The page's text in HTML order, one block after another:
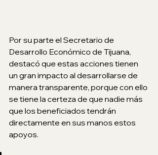
Por su parte el Secretario de
Desarrollo Económico de Tijuana,
destacó que estas acciones tienen
un gran impacto al desarrollarse de
manera transparente, porque con ello
se tiene la certeza de que nadie más
que los beneficiados tendrán
directamente en sus manos estos
apoyos.